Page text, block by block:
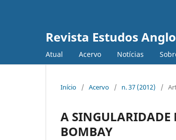
Revista Estudos
Atual Acervo Notícias
Início / Acervo / n. 37 (2012) /
A
BOMBAY